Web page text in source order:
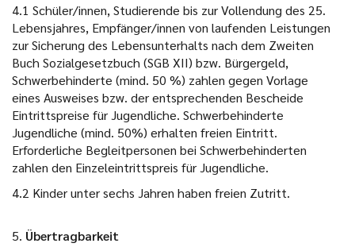
4.1 Schüler/innen, Studierende bis zur Vollendung des 25.
Lebensjahres, Empfänger/innen von laufenden Leistungen
zur Sicherung des Lebensunterhalts nach dem Zweiten
Buch Sozialgesetzbuch (SGB XII) bzw. Bürgergeld,
Schwerbehinderte (mind. 50 %) zahlen gegen Vorlage
eines Ausweises bzw. der entsprechenden Bescheide
Eintrittspreise für Jugendliche. Schwerbehinderte
Jugendliche (mind. 50%) erhalten freien Eintritt.
Erforderliche Begleitpersonen bei Schwerbehinderten
zahlen den Einzeleintrittspreis für Jugendliche.
4.2 Kinder unter sechs Jahren haben freien Zutritt.
5. Übertragbarkeit